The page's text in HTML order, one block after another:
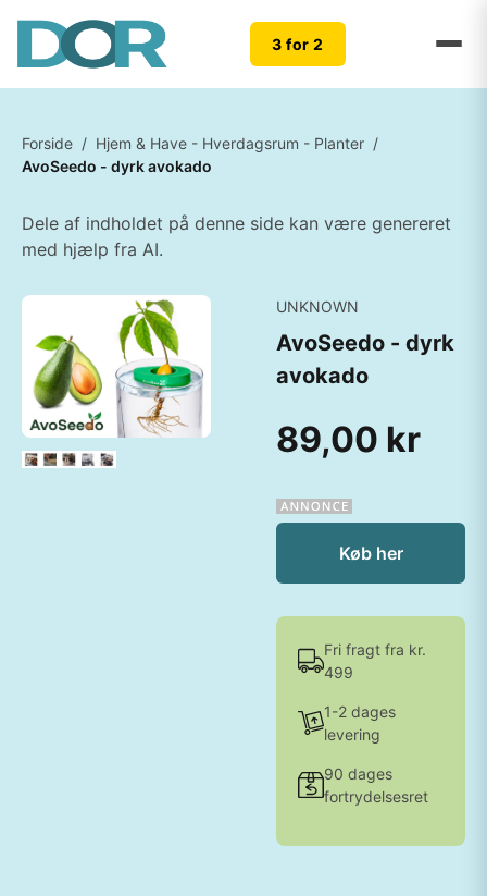
3 for 2
Forside / Hjem & Have - Hverdagsrum - Planter /
AvoSeedo - dyrk avokado
Dele af indholdet på denne side kan være genereret
med hjælp fra AI.
UNKNOWN
AvoSeedo - dyrk
avokado
89,00 kr
Køb her
Fri fragt fra kr.
499
1-2 dages
levering
90 dages
fortrydelsesret